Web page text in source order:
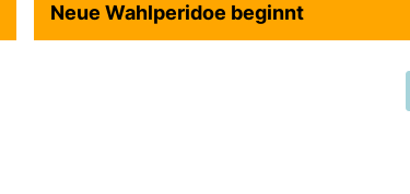
Neue Wahlperidoe beginnt